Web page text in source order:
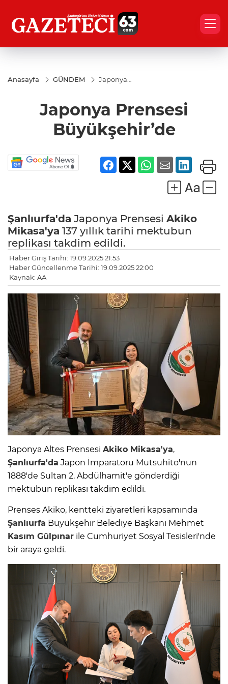
Anasayfa GÜNDEM
Japonya
Japonya Prensesi
Büyükşehir’de
Şanlıurfa'da Japonya Prensesi Akiko
Mikasa'ya 137 yıllık tarihi mektubun
replikası takdim edildi.
Haber Giriş Tarihi: 19.09.2025 21:53
Haber Güncellenme Tarihi: 19.09.2025 22:00
Kaynak: AA
Japonya Altes Prensesi Akiko Mikasa'ya,
Şanlıurfa'da Japon İmparatoru Mutsuhito'nun
1888'de Sultan 2. Abdülhamit'e gönderdiği
mektubun replikası takdim edildi.
Prenses Akiko, kentteki ziyaretleri kapsamında
Şanlıurfa Büyükşehir Belediye Başkanı Mehmet
Kasım Gülpınar ile Cumhuriyet Sosyal Tesisleri'nde
bir araya geldi.